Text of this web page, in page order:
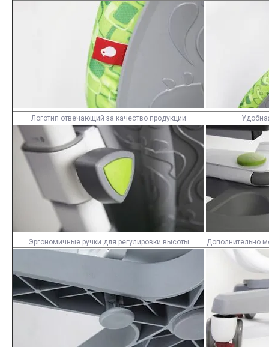
Логотип отвечающий за качество продукции
Эргономичные ручки для регулировки высоты Дополнительно